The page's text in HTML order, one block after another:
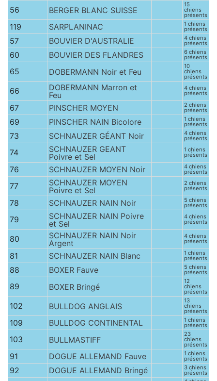
56 BERGER BLANC SUISSE
15
chiens
présents
119 SARPLANINAC 1 chiens
présents
57 BOUVIER D'AUSTRALIE 4 chiens
présents
60 BOUVIER DES FLANDRES 6 chiens
présents
65 DOBERMANN Noir et Feu
10
chiens
présents
66
DOBERMANN Marron et
Feu
4 chiens
présents
67 PINSCHER MOYEN 2 chiens
présents
69 PINSCHER NAIN Bicolore 1 chiens
présents
73 SCHNAUZER GÉANT Noir 4 chiens
présents
74
SCHNAUZER GEANT
Poivre et Sel
1 chiens
présents
76 SCHNAUZER MOYEN Noir 4 chiens
présents
77
SCHNAUZER MOYEN
Poivre et Sel
2 chiens
présents
78 SCHNAUZER NAIN Noir 5 chiens
présents
79
SCHNAUZER NAIN Poivre
et Sel
4 chiens
présents
80
SCHNAUZER NAIN Noir
Argent
4 chiens
présents
81 SCHNAUZER NAIN Blanc 1 chiens
présents
88 BOXER Fauve 5 chiens
présents
89 BOXER Bringé
12
chiens
présents
102 BULLDOG ANGLAIS
13
chiens
présents
109 BULLDOG CONTINENTAL 1 chiens
présents
103 BULLMASTIFF
23
chiens
présents
91 DOGUE ALLEMAND Fauve 1 chiens
présents
92 DOGUE ALLEMAND Bringé 3 chiens
présents